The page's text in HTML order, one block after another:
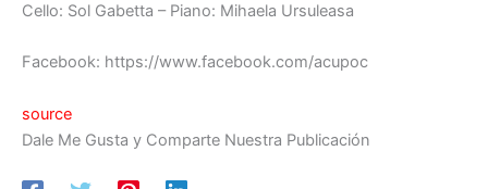
Cello: Sol Gabetta – Piano: Mihaela Ursuleasa
Facebook: https://www.facebook.com/acupoc
source
Dale Me Gusta y Comparte Nuestra Publicación